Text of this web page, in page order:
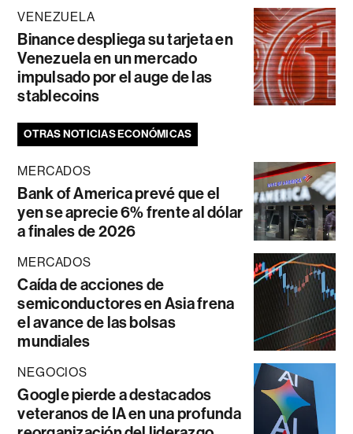
VENEZUELA
Binance despliega su tarjeta en
Venezuela en un mercado
impulsado por el auge de las
stablecoins
OTRAS NOTICIAS ECONÓMICAS
MERCADOS
Bank of America prevé que el
yen se aprecie 6% frente al dólar
a finales de 2026
MERCADOS
Caída de acciones de
semiconductores en Asia frena
el avance de las bolsas
mundiales
NEGOCIOS
Google pierde a destacados
veteranos de IA en una profunda